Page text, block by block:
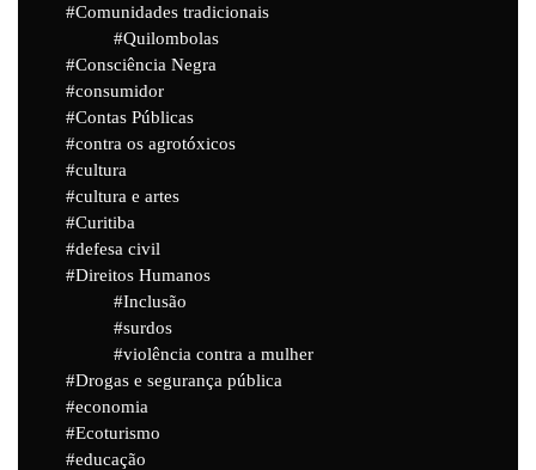
Comunidades tradicionais
Quilombolas
Consciência Negra
consumidor
Contas Públicas
contra os agrotóxicos
cultura
cultura e artes
Curitiba
defesa civil
Direitos Humanos
Inclusão
surdos
violência contra a mulher
Drogas e segurança pública
economia
Ecoturismo
educação